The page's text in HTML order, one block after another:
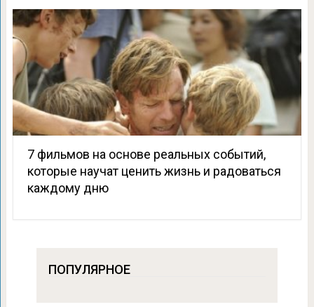
7 фильмов на основе реальных событий,
которые научат ценить жизнь и радоваться
каждому дню
ПОПУЛЯРНОЕ